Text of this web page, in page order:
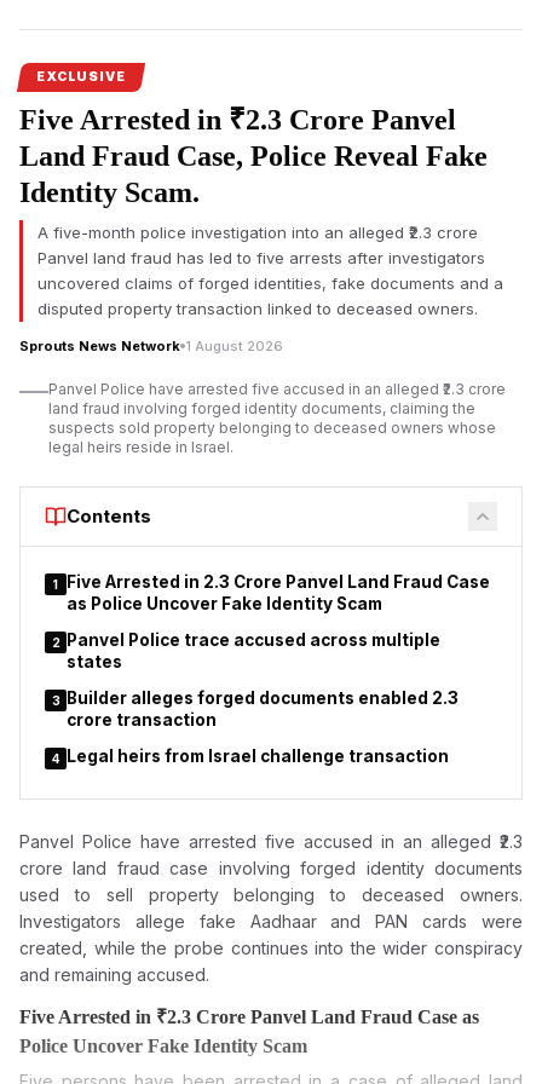
alleged signature on a board resolution.
TheUlhasnagar land lease controversy
scrutiny after documents
irregularities involving a municipal land parcel owned by the
Ulhasnagar Municipal Corporation (UMC). The allegations
concern Virat Ambe Sports Club, GSGS Foundation, and
associated entities over the use and leasing of public land.
According to documents reviewed, the allegations extend
beyond financial concerns and include claims of an allegedly
illegal sub-lease, non-registration of a long-term agreement,
procedural violations, and an alleged forged signature. The
claims have not been adjudicated by a competent court, and
available.
The disputed property was reportedly leased to Virat Ambe
period of 30 years. Documents indicate that UMC receives an
annual lease amount of ₹6,04,999 under the arrangement,
while subsequent commercial arrangements have become the
focus of controversy.
EXCLUSIVE
Five Arrested in ₹2.3 Crore Panvel
Land Fraud Case, Police Reveal Fake
Identity Scam.
A five-month police investigation into an alleged ₹2.3 crore
Panvel land fraud has led to five arrests after investigators
uncovered claims of forged identities, fake documents and a
disputed property transaction linked to deceased owners.
Sprouts News Network 1 August 2026
Panvel Police have arrested five accused in an alleged ₹2.3 crore
land fraud involving forged identity documents, claiming the
suspects sold property belonging to deceased owners whose
legal heirs reside in Israel.
Contents
1
Five Arrested in ₹2.3 Crore Panvel Land Fraud Case
as Police Uncover Fake Identity Scam
2
Panvel Police trace accused across multiple
states
3
Builder alleges forged documents enabled ₹2.3
crore transaction
4 Legal heirs from Israel challenge transaction
Panvel Police have arrested five accused in an alleged ₹2.3
crore land fraud case involving forged identity documents
used to sell property belonging to deceased owners.
Investigators allege fake Aadhaar and PAN cards were
created, while the probe continues into the wider conspiracy
and remaining accused.
Five Arrested in ₹2.3 Crore Panvel Land Fraud Case as
Police Uncover Fake Identity Scam